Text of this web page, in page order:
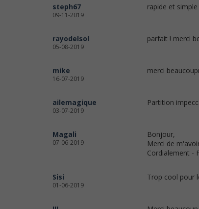
steph67
09-11-2019
rapide et simple
rayodelsol
05-08-2019
parfait ! merci
mike
16-07-2019
merci
ailemagique
03-07-2019
Partition
Magali
07-06-2019
Bonjour,
Merci de
Cordialement -
Sisi
01-06-2019
Trop cool pour